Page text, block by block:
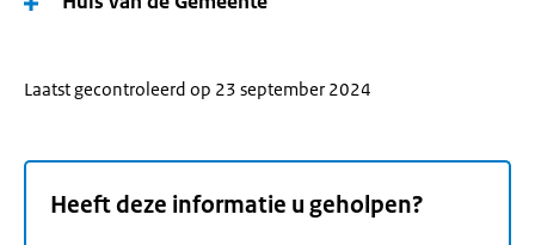
Laatst gecontroleerd op 23 september 2024
Heeft deze informatie u geholpen?